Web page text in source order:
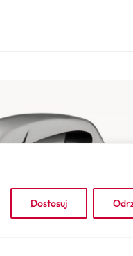
Dostosuj